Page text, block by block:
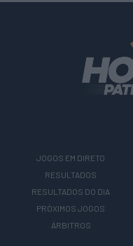
JOGOS EM DIRETO
RESULTADOS
RESULTADOS DO DIA
PRÓXIMOS JOGOS
ÁRBITROS